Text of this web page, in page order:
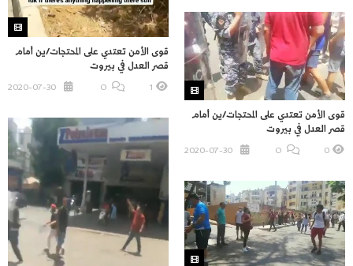
قوى الأمن تعتدي على المحتجات/ين أمام
قصر العدل في بيروت
1
O
قوى الأمن تعتدي على المحتجات/ين أمام
قصر العدل في بيروت
0